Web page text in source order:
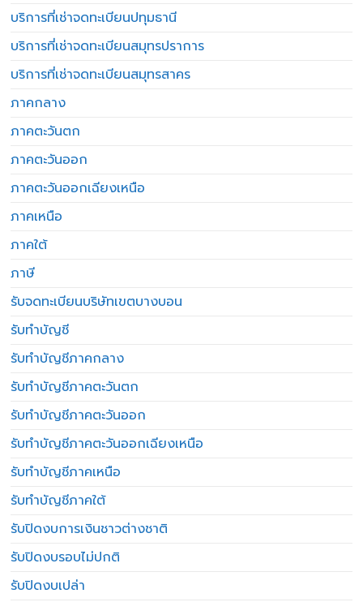
บริการที่เช่าจดทะเบียนปทุมธานี
บริการที่เช่าจดทะเบียนสมุทรปราการ
บริการที่เช่าจดทะเบียนสมุทรสาคร
ภาคกลาง
ภาคตะวันตก
ภาคตะวันออก
ภาคตะวันออกเฉียงเหนือ
ภาคเหนือ
ภาคใต้
ภาษี
รับจดทะเบียนบริษัทเขตบางบอน
รับทำบัญชี
รับทำบัญชีภาคกลาง
รับทำบัญชีภาคตะวันตก
รับทำบัญชีภาคตะวันออก
รับทำบัญชีภาคตะวันออกเฉียงเหนือ
รับทำบัญชีภาคเหนือ
รับทำบัญชีภาคใต้
รับปิดงบการเงินชาวต่างชาติ
รับปิดงบรอบไม่ปกติ
รับปิดงบเปล่า